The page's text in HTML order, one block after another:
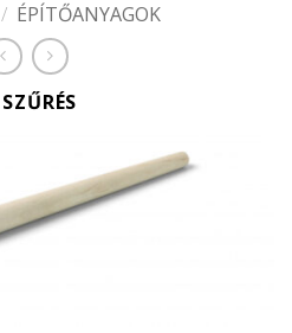
/ ÉPÍTŐANYAGOK
SZŰRÉS